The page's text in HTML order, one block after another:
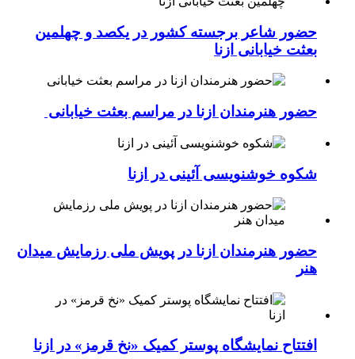
حضور شاعر برجسته کشور در یکصد و چهلمین
بعثت خیابانی ازنا
حضور هنرمندان ازنا در مراسم بعثت خیابانی
شکوه خوشنویسی آئینی در ازنا
حضور هنرمندان ازنا در پویش ملی رزمایش میدان
هنر
افتتاح نمایشگاه پوستر کمیک «نخ قرمز» در ازنا